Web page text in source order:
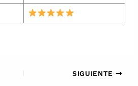
SIGUIENTE